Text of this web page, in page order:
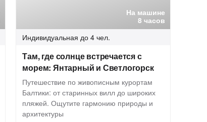
На машине
8 часов
Индивидуальная до 4 чел.
Там, где солнце встречается с
морем: Янтарный и Светлогорск
Путешествие по живописным курортам
Балтики: от старинных вилл до широких
пляжей. Ощутите гармонию природы и
архитектуры